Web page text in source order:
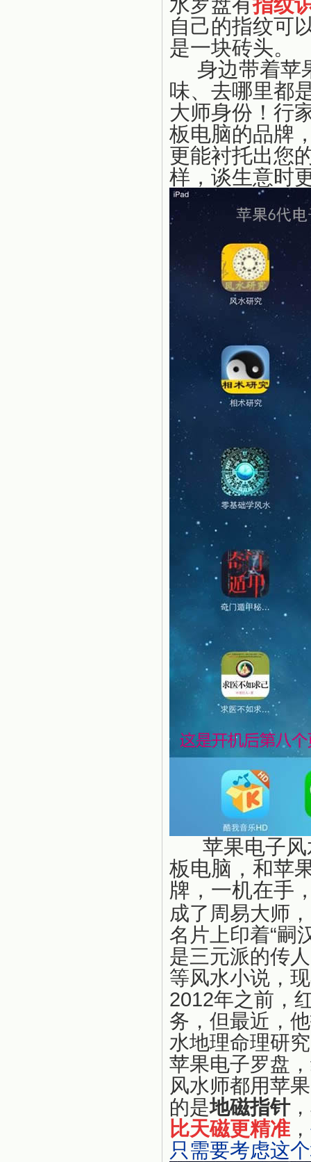
自己的指纹可
是一块砖头。
身边带着苹
味、去哪里都
大师身份！行
板电脑的品牌
更能衬托出您
样，谈生意时
苹果电子风
板电脑，和苹
牌，一机在手
成了周易大师
名片上印着“嗣
是三元派的传
等风水小说，
2012年之前，
务，但最近，
水地理命理研
苹果电子罗盘
风水师都用苹
的是地磁指针
比天磁更精准 ，
只需要考虑这